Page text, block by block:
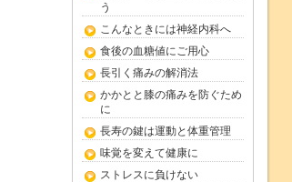
う
こんなときには神経内科へ
食後の血糖値にご用心
長引く痛みの解消法
かかとと膝の痛みを防ぐため
に
長寿の鍵は運動と体重管理
味覚を変えて健康に
ストレスに負けない